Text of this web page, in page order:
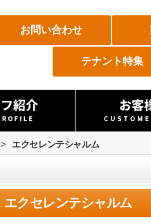
お問い合わせ
テナント特集
> エクセレンテシャルム
エクセレンテシャルム